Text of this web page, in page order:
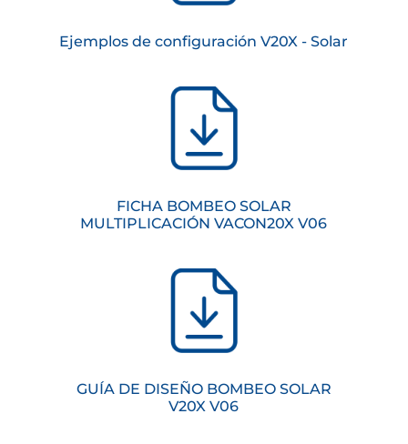
Ejemplos de configuración V20X - Solar
FICHA BOMBEO SOLAR
MULTIPLICACIÓN VACON20X V06
GUÍA DE DISEÑO BOMBEO SOLAR
V20X V06